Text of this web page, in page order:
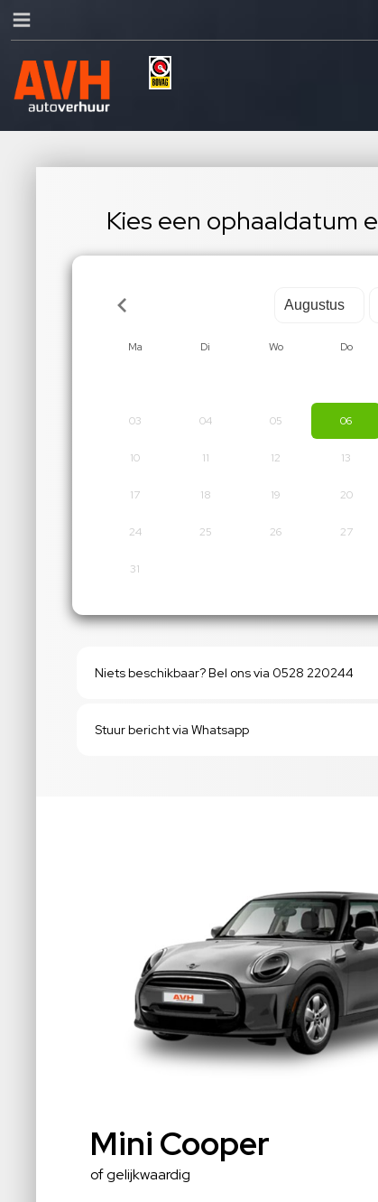
Kies een ophaaldatum
Ma Di Wo Do
03 04 05 06
10 11 12 13
17 18 19 20
24 25 26 27
31
Niets beschikbaar? Bel ons via 0528 220244
Stuur bericht via Whatsapp
Mini Cooper
of gelijkwaardig